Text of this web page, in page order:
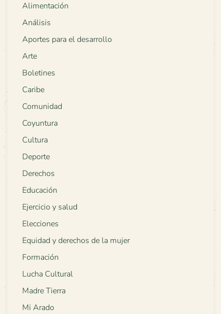
Alimentación
Análisis
Aportes para el desarrollo
Arte
Boletines
Caribe
Comunidad
Coyuntura
Cultura
Deporte
Derechos
Educación
Ejercicio y salud
Elecciones
Equidad y derechos de la mujer
Formación
Lucha Cultural
Madre Tierra
Mi Arado